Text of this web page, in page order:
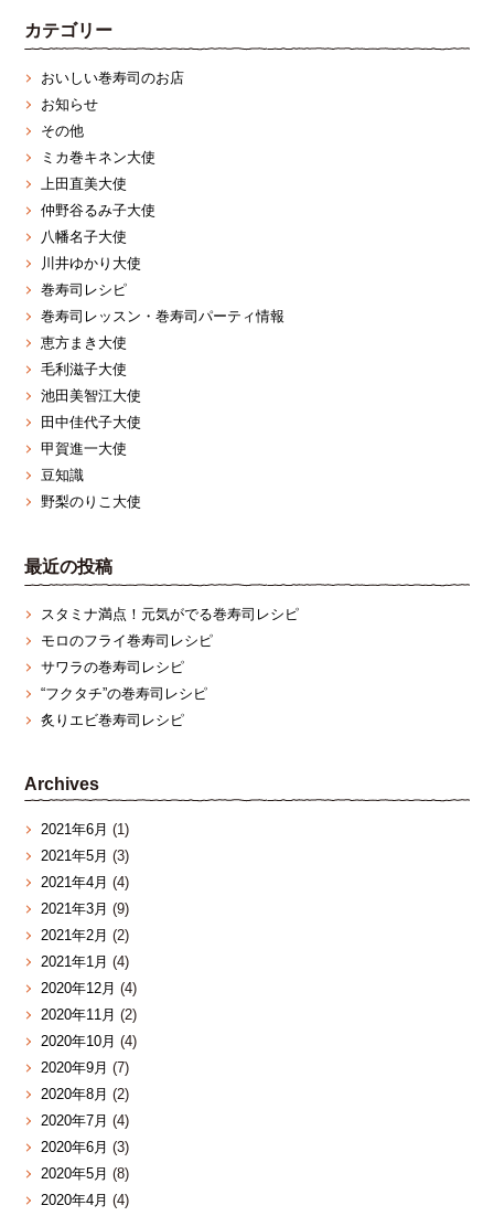
カテゴリー
おいしい巻寿司のお店
お知らせ
その他
ミカ巻キネン大使
上田直美大使
仲野谷るみ子大使
八幡名子大使
川井ゆかり大使
巻寿司レシピ
巻寿司レッスン・巻寿司パーティ情報
恵方まき大使
毛利滋子大使
池田美智江大使
田中佳代子大使
甲賀進一大使
豆知識
野梨のりこ大使
最近の投稿
スタミナ満点！元気がでる巻寿司レシピ
モロのフライ巻寿司レシピ
サワラの巻寿司レシピ
“フクタチ”の巻寿司レシピ
炙りエビ巻寿司レシピ
Archives
2021年6月 (1)
2021年5月 (3)
2021年4月 (4)
2021年3月 (9)
2021年2月 (2)
2021年1月 (4)
2020年12月 (4)
2020年11月 (2)
2020年10月 (4)
2020年9月 (7)
2020年8月 (2)
2020年7月 (4)
2020年6月 (3)
2020年5月 (8)
2020年4月 (4)